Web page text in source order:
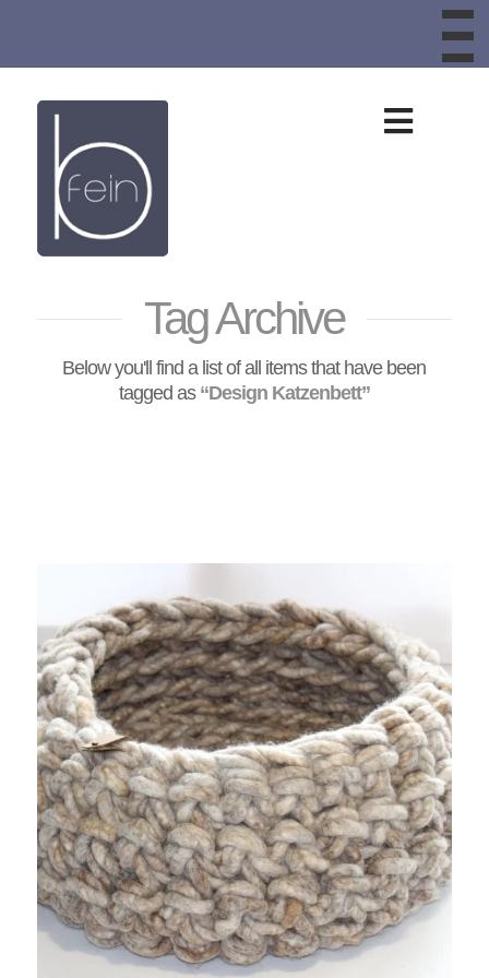
Design
aus
Schafwolle,
Bankauflagen,
Kissen
und
Körbe,
Katzenkörbe,
Hundebetten
Tag Archive
Below you'll find a list of all items that have been
tagged as “Design Katzenbett”